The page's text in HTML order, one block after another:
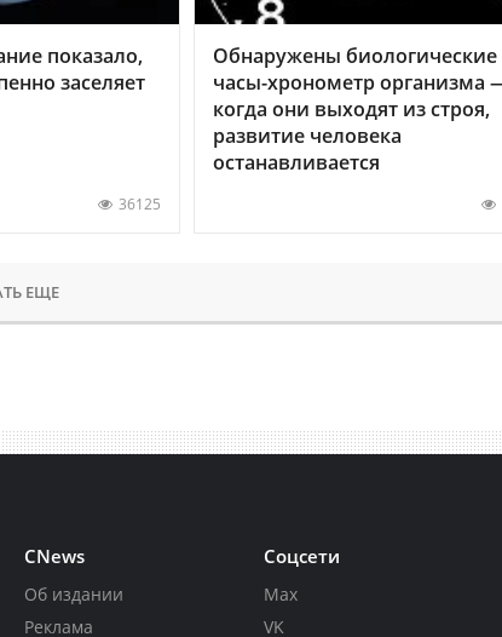
показало,
заселяет
36125
Обнаружены биологические
часы-хронометр организма
когда они выходят из строя,
развитие человека
останавливается
ЕЩЕ
CNews
Об издании
Реклама
Соцсети
Max
VK